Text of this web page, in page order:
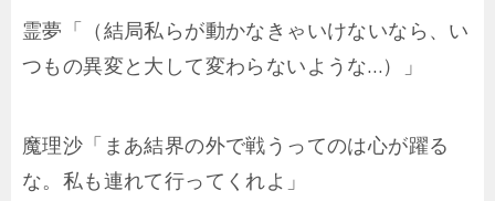
霊夢「（結局私らが動かなきゃいけないなら、い
つもの異変と大して変わらないような…）」
魔理沙「まあ結界の外で戦うってのは心が躍る
な。私も連れて行ってくれよ」